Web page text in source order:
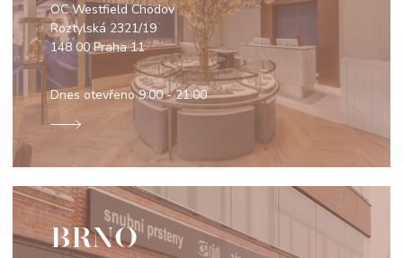
OC Westfield Chodov
Roztylská 2321/19
148 00 Praha 11
Dnes otevřeno9:00 - 21:00
BRNO